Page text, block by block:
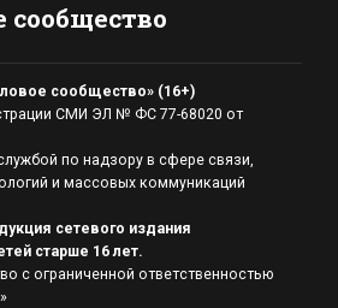
сообщество
сообщество» (16+)
СМИ ЭЛ № ФС 77-68020 от
по надзору в сфере связи,
и массовых коммуникаций
сетевого издания
старше 16 лет.
с ограниченной ответственностью